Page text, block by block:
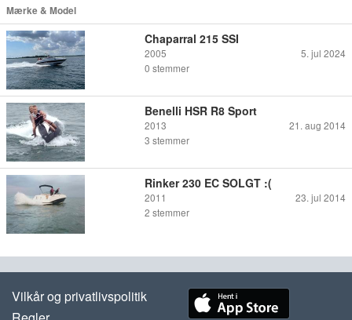
Mærke & Model
Chaparral 215 SSI
2005
5. jul 2024
0 stemmer
Benelli HSR R8 Sport
2013
21. aug 2014
3 stemmer
Rinker 230 EC SOLGT :(
2011
23. jul 2014
2 stemmer
Vilkår og privatlivspolitik